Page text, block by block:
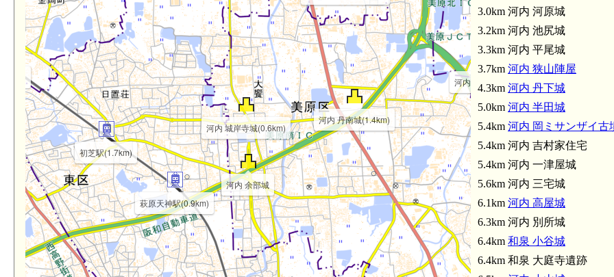
萩原天神駅(0.9km)
初芝駅(1.7km)
河内 余部城
河内 城岸寺城(0.6km)
河内 丹南城(1.4km)
河内 河原城(3.0km)
3.0km 河内 河原城
3.2km 河内 池尻城
3.3km 河内 平尾城
3.7km 河内 狭山陣屋
4.3km 河内 丹下城
5.0km 河内 半田城
5.4km 河内 岡ミサンザイ古
5.4km 河内 吉村家住宅
5.4km 河内 一津屋城
5.6km 河内 三宅城
6.1km 河内 高屋城
6.3km 河内 別所城
6.4km 和泉 小谷城
6.4km 和泉 大庭寺遺跡